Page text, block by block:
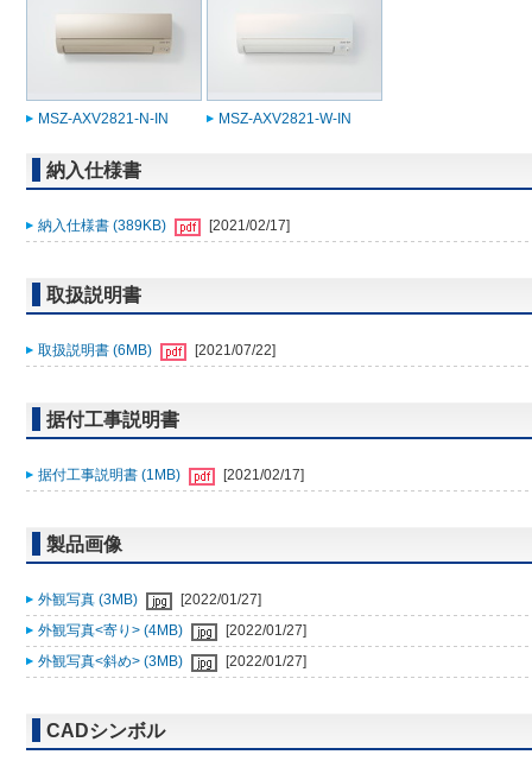
MSZ-AXV2821-N-IN MSZ-AXV2821-W-IN
納入仕様書
納入仕様書 (389KB) [2021/02/17]
取扱説明書
取扱説明書 (6MB) [2021/07/22]
据付工事説明書
据付工事説明書 (1MB) [2021/02/17]
製品画像
外観写真 (3MB)
[2022/01/27]
外観写真<寄り> (4MB)
[2022/01/27]
外観写真<斜め> (3MB)
[2022/01/27]
CADシンボル